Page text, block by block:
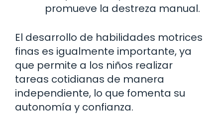
promueve la destreza manual.
El desarrollo de habilidades motrices
finas es igualmente importante, ya
que permite a los niños realizar
tareas cotidianas de manera
independiente, lo que fomenta su
autonomía y confianza.